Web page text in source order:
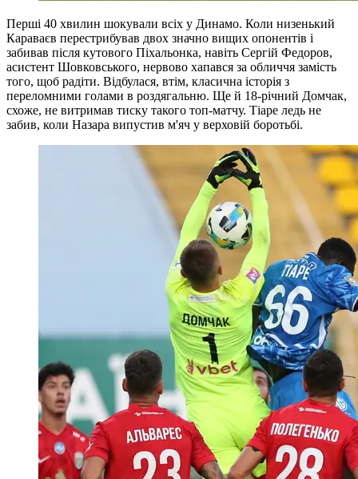
Перші 40 хвилин шокували всіх у Динамо. Коли низенький
Караваєв перестрибував двох значно вищих опонентів і
забивав після кутового Піхальонка, навіть Сергій Федоров,
асистент Шовковського, нервово хапався за обличчя замість
того, щоб радіти. Відбулася, втім, класична історія з
переломними голами в роздягальню. Ще й 18-річний Домчак,
схоже, не витримав тиску такого топ-матчу. Тіаре ледь не
забив, коли Назара випустив м'яч у верховій боротьбі.